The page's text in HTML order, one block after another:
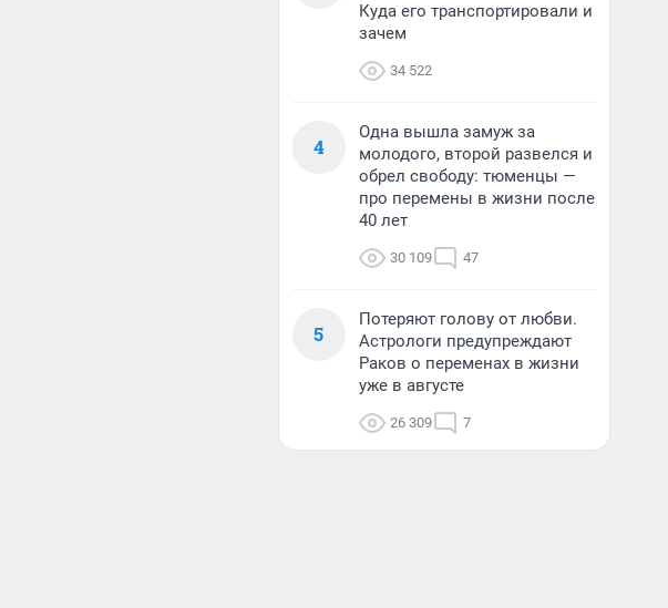
Куда его транспортировали и
зачем
34 522
4
Одна вышла замуж за
молодого, второй развелся и
обрел свободу: тюменцы —
про перемены в жизни после
40 лет
30 109 47
5
Потеряют голову от любви.
Астрологи предупреждают
Раков о переменах в жизни
уже в августе
26 309 7